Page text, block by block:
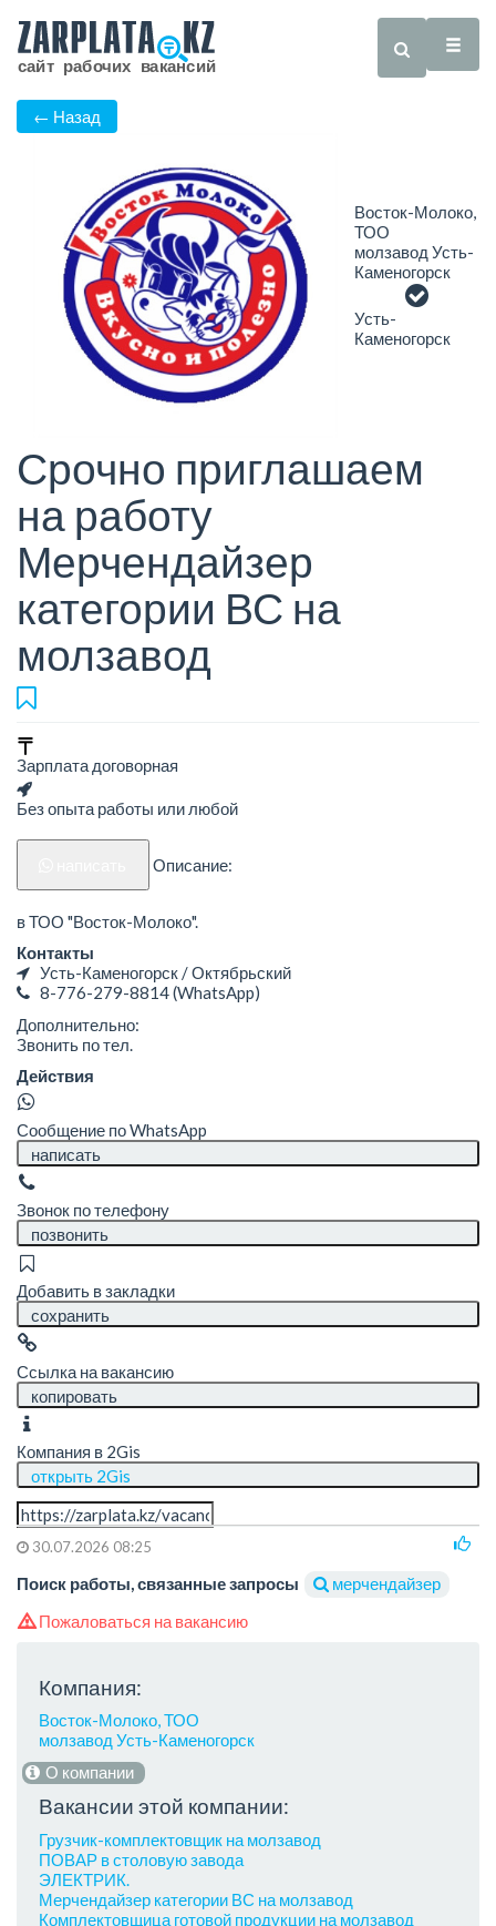
← Назад
Восток-Молоко,
ТОО
молзавод Усть-
Каменогорск
Усть-
Каменогорск
Срочно приглашаем
на работу
Мерчендайзер
категории ВС на
молзавод
Зарплата договорная
Без опыта работы или любой
Описание:
в ТОО "Восток-Молоко".
Контакты
Усть-Каменогорск / Октябрьский
8-776-279-8814(WhatsApp)
Дополнительно:
Звонить по тел.
Действия
Сообщение по WhatsApp
написать
Звонок по телефону
позвонить
Добавить в закладки
сохранить
Ссылка на вакансию
копировать
Компания в 2Gis
открыть 2Gis
30.07.2026 08:25
Поиск работы, связанные запросы
мерчендайзер
Пожаловаться на вакансию
Компания:
Восток-Молоко, ТОО
молзавод Усть-Каменогорск
О компании
Вакансии этой компании:
Грузчик-комплектовщик на молзавод
ПОВАР в столовую завода
ЭЛЕКТРИК.
Мерчендайзер категории ВС на молзавод
Комплектовщица готовой продукции на молзавод